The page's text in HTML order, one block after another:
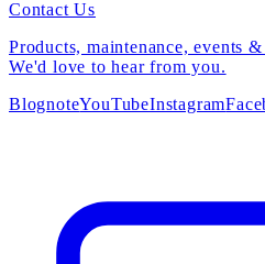
Contact Us
Products, maintenance, events
We'd love to hear from you.
BlognoteYouTubeInstagram